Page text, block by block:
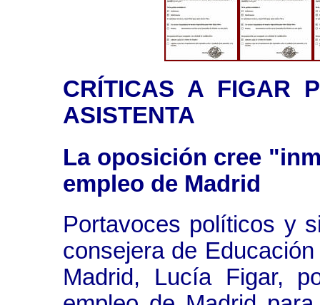
CRÍTICAS A FIGAR
ASISTENTA
La oposición cree
empleo de Madrid
Portavoces políticos y
consejera de
Madrid, Lucía Figar,